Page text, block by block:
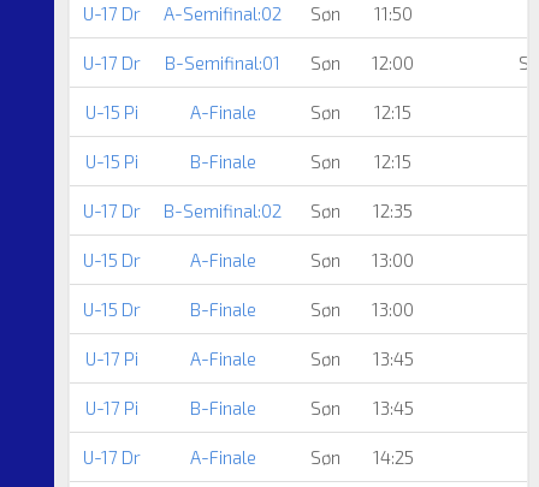
U-17 Dr A-Semifinal:02 Søn 11:50
U-17 Dr B-Semifinal:01 Søn 12:00
U-15 Pi A-Finale Søn 12:15
U-15 Pi B-Finale Søn 12:15
U-17 Dr B-Semifinal:02 Søn 12:35
U-15 Dr A-Finale Søn 13:00
U-15 Dr B-Finale Søn 13:00
U-17 Pi A-Finale Søn 13:45
U-17 Pi B-Finale Søn 13:45
U-17 Dr A-Finale Søn 14:25